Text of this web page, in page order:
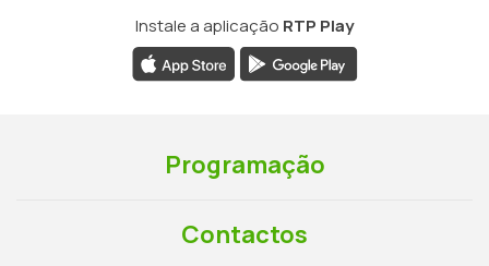
Instale a aplicação RTP Play
Programação
Contactos